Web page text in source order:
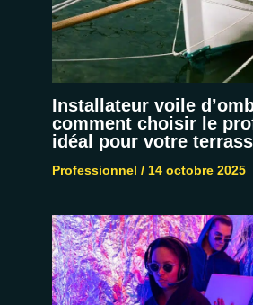
Installateur voile
comment choisir le
idéal pour votre
Professionnel / 14 octobre 2025